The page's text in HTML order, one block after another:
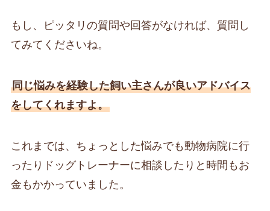
もし、ピッタリの質問や回答がなければ、質問し
てみてくださいね。
同じ悩みを経験した飼い主さんが良いアドバイス
をしてくれますよ。
これまでは、ちょっとした悩みでも動物病院に行
ったりドッグトレーナーに相談したりと時間もお
金もかかっていました。